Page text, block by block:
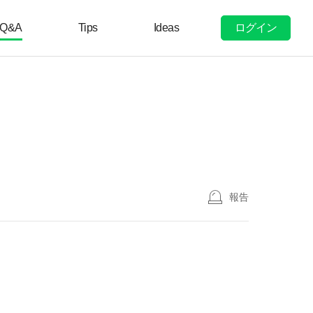
Q&A Tips Ideas ログイン
報告